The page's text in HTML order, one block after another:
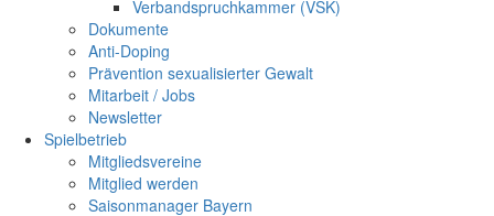
Verbandspruchkammer (VSK)
Dokumente
Anti-Doping
Prävention sexualisierter Gewalt
Mitarbeit / Jobs
Newsletter
Spielbetrieb
Mitgliedsvereine
Mitglied werden
Saisonmanager Bayern